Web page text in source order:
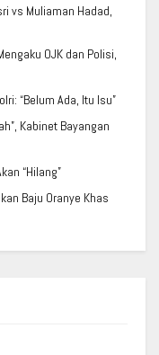
vs Muliaman Hadad,
OJK dan Polisi,
“Belum Ada, Itu Isu”
Kabinet Bayangan
“Hilang”
Baju Oranye Khas